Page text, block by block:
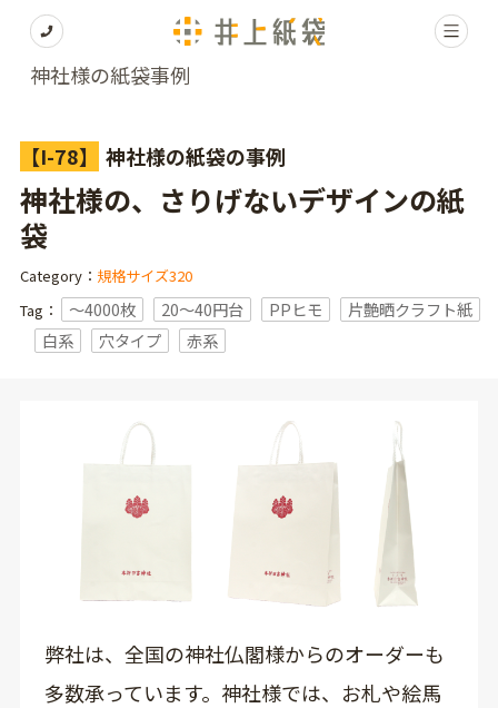
神社様の紙袋事例
【I-78】 神社様の紙袋の事例
神社様の、さりげないデザインの紙
袋
Category： 規格サイズ320
Tag：
〜4000枚 20～40円台 PPヒモ
片艶晒クラフト紙
白系
穴タイプ 赤系
弊社は、全国の神社仏閣様からのオーダーも
多数承っています。神社様では、お札や絵馬